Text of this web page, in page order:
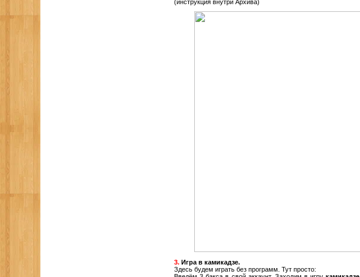
(инструкция внутри Архива)
3. Игра в камикадзе.
Здесь будем играть без программ. Тут просто: